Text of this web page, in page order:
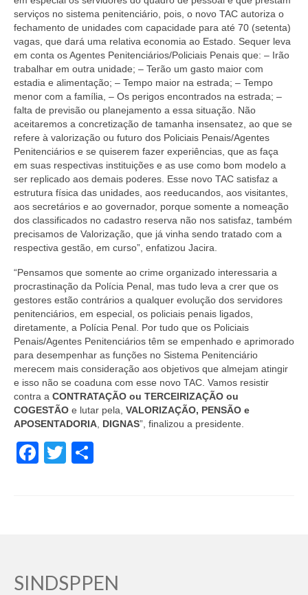
serviços no sistema penitenciário, pois, o novo TAC autoriza o
fechamento de unidades com capacidade para até 70 (setenta)
vagas, que dará uma relativa economia ao Estado. Sequer leva
em conta os Agentes Penitenciários/Policiais Penais que: – Irão
trabalhar em outra unidade; – Terão um gasto maior com
estadia e alimentação; – Tempo maior na estrada; – Tempo
menor com a família, – Os perigos encontrados na estrada; –
falta de previsão ou planejamento a essa situação. Não
aceitaremos a concretização de tamanha insensatez, ao que se
refere à valorização ou futuro dos Policiais Penais/Agentes
Penitenciários e se quiserem fazer experiências, que as faça
em suas respectivas instituições e as use como bom modelo a
ser replicado aos demais poderes. Esse novo TAC satisfaz a
estrutura física das unidades, aos reeducandos, aos visitantes,
aos secretários e ao governador, porque somente a nomeação
dos classificados no cadastro reserva não nos satisfaz, também
precisamos de Valorização, que já vinha sendo tratado com a
respectiva gestão, em curso”, enfatizou Jacira.
“Pensamos que somente ao crime organizado interessaria a
procrastinação da Polícia Penal, mas tudo leva a crer que os
gestores estão contrários a qualquer evolução dos servidores
penitenciários, em especial, os policiais penais ligados,
diretamente, a Polícia Penal. Por tudo que os Policiais
Penais/Agentes Penitenciários têm se empenhado e aprimorado
para desempenhar as funções no Sistema Penitenciário
merecem mais consideração aos objetivos que almejam atingir
e isso não se coaduna com esse novo TAC. Vamos resistir
contra a CONTRATAÇÃO ou TERCEIRIZAÇÃO ou
COGESTÃO e lutar pela, VALORIZAÇÃO, PENSÃO e
APOSENTADORIA DIGNAS”, finalizou a presidente.
Facebook
Twitter
SINDSPPEN